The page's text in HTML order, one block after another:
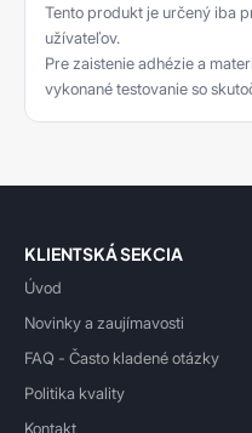
Tento produkt je určený iba
užívateľov.
Pre zaistenie adhézie a
vykonané testovanie so
KLIENTSKÁ SEKCIA
Úvod
Novinky a zaujímavosti
FAQ - Často kladené otázky
Politika kvality
Kontakt